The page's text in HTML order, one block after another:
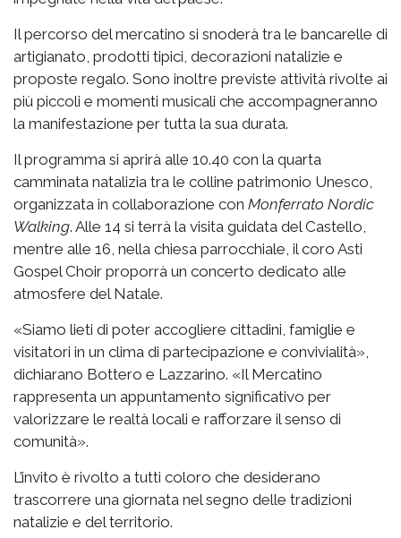
Il percorso del mercatino si snoderà tra le bancarelle di
artigianato, prodotti tipici, decorazioni natalizie e
proposte regalo. Sono inoltre previste attività rivolte ai
più piccoli e momenti musicali che accompagneranno
la manifestazione per tutta la sua durata.
Il programma si aprirà alle 10.40 con la quarta
camminata natalizia tra le colline patrimonio Unesco,
organizzata in collaborazione con Monferrato Nordic
Walking. Alle 14 si terrà la visita guidata del Castello,
mentre alle 16, nella chiesa parrocchiale, il coro Asti
Gospel Choir proporrà un concerto dedicato alle
atmosfere del Natale.
«Siamo lieti di poter accogliere cittadini, famiglie e
visitatori in un clima di partecipazione e convivialità»,
dichiarano Bottero e Lazzarino. «Il Mercatino
rappresenta un appuntamento significativo per
valorizzare le realtà locali e rafforzare il senso di
comunità».
L’invito è rivolto a tutti coloro che desiderano
trascorrere una giornata nel segno delle tradizioni
natalizie e del territorio.